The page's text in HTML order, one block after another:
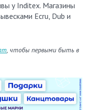
у Inditex. Магазины
Ecru, Dub и
, чтобы первыми быть в